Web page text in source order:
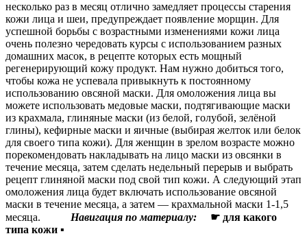
несколько раз в месяц отлично замедляет процессы старения
кожи лица и шеи, предупреждает появление морщин. Для
успешной борьбы с возрастными изменениями кожи лица
очень полезно чередовать курсы с использованием разных
домашних масок, в рецепте которых есть мощный
регенерирующий кожу продукт. Нам нужно добиться того,
чтобы кожа не успевала привыкнуть к постоянному
использованию овсяной маски. Для омоложения лица вы
можете использовать медовые маски, подтягивающие маски
из крахмала, глиняные маски (из белой, голубой, зелёной
глины), кефирные маски и яичные (выбирая желток или белок
для своего типа кожи). Для женщин в зрелом возрасте можно
порекомендовать накладывать на лицо маски из овсянки в
течение месяца, затем сделать недельный перерыв и выбрать
рецепт глиняной маски под свой тип кожи. А следующий этап
омоложения лица будет включать использование овсяной
маски в течение месяца, а затем — крахмальной маски 1-1,5
месяца. Навигация по материалу:
☛ для какого
типа кожи ▪